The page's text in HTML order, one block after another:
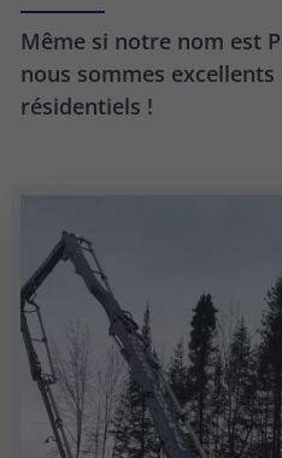
Même si notre nom est
nous sommes
résidentiels !